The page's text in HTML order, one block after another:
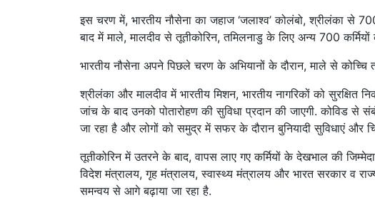
इस चरण में, भारतीय नौसेना का जहाज ‘जलाश्व’ कोलंबो, श्रीलंका से
बाद में माले, मालदीव से तूतीकोरिन, तमिलनाडु के लिए अन्य 700 कर्मियों
भारतीय नौसेना अपने पिछले चरण के अभियानों के दौरान, माले से
श्रीलंका और मालदीव में भारतीय मिशन, भारतीय नागरिकों को
जांच के बाद उनको पोतारोहण की सुविधा प्रदान की जाएगी. कोविड से
जा रहा है और लोगों को समुद्र में सफर के दौरान बुनियादी सुविधाएं और
तूतीकोरिन में उतरने के बाद, वापस लाए गए कर्मियों के देखभाल की
विदेश मंत्रालय, गृह मंत्रालय, स्वास्थ्य मंत्रालय और भारत सरकार व
समन्वय से आगे बढ़ाया जा रहा है.